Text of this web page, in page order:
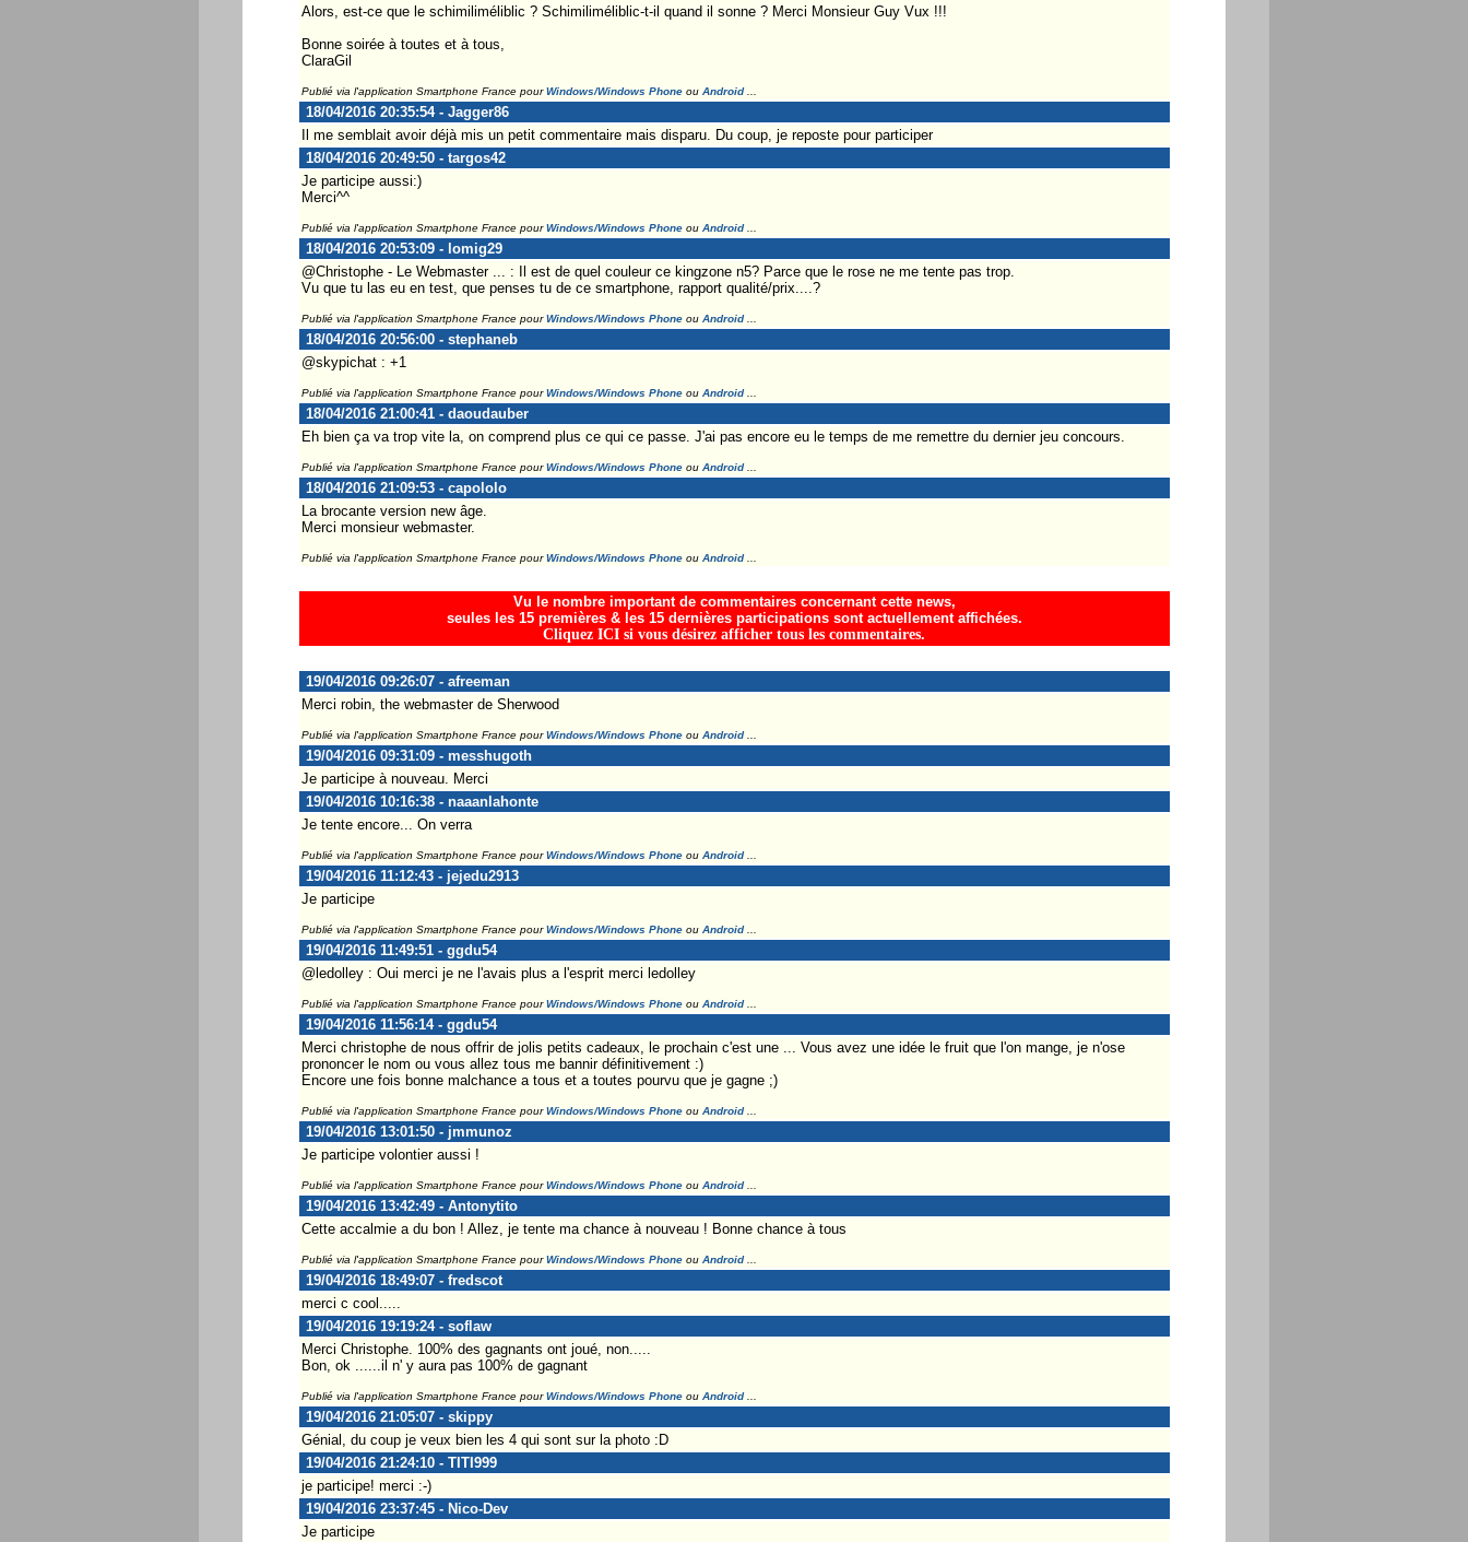
Alors, est-ce que le schimiliméliblic ? Schimiliméliblic-t-il quand il sonne ? Merci Monsieur Guy Vux !!!
Bonne soirée à toutes et à tous,
ClaraGil
Publié via l'application Smartphone France pourWindows/Windows Phoneou Android...
18/04/2016 20:35:54 - Jagger86
Il me semblait avoir déjà mis un petit commentaire mais disparu. Du coup, je reposte pour participer
18/04/2016 20:49:50 - targos42
Je participe aussi:)
Merci^^
Publié via l'application Smartphone France pourWindows/Windows Phoneou Android...
18/04/2016 20:53:09 - lomig29
@Christophe - Le Webmaster ... : Il est de quel couleur ce kingzone n5? Parce que le rose ne me tente pas trop.
Vu que tu las eu en test, que penses tu de ce smartphone, rapport qualité/prix....?
Publié via l'application Smartphone France pourWindows/Windows Phoneou Android...
18/04/2016 20:56:00 - stephaneb
@skypichat : +1
Publié via l'application Smartphone France pourWindows/Windows Phoneou Android...
18/04/2016 21:00:41 - daoudauber
Eh bien ça va trop vite la, on comprend plus ce qui ce passe. J'ai pas encore eu le temps de me remettre du dernier jeu concours.
Publié via l'application Smartphone France pourWindows/Windows Phoneou Android...
18/04/2016 21:09:53 - capololo
La brocante version new âge.
Merci monsieur webmaster.
Publié via l'application Smartphone France pourWindows/Windows Phoneou Android...
Vu le nombre important de commentaires concernant cette news,
seules les 15 premières & les 15 dernières participations sont actuellement affichées.
Cliquez ICI si vous désirez afficher tous les commentaires.
19/04/2016 09:26:07 - afreeman
Merci robin, the webmaster de Sherwood
Publié via l'application Smartphone France pourWindows/Windows Phoneou Android...
19/04/2016 09:31:09 - messhugoth
Je participe à nouveau. Merci
19/04/2016 10:16:38 - naaanlahonte
Je tente encore... On verra
Publié via l'application Smartphone France pourWindows/Windows Phoneou Android...
19/04/2016 11:12:43 - jejedu2913
Je participe
Publié via l'application Smartphone France pourWindows/Windows Phoneou Android...
19/04/2016 11:49:51 - ggdu54
@ledolley : Oui merci je ne l'avais plus a l'esprit merci ledolley
Publié via l'application Smartphone France pourWindows/Windows Phoneou Android...
19/04/2016 11:56:14 - ggdu54
Merci christophe de nous offrir de jolis petits cadeaux, le prochain c'est une ... Vous avez une idée le fruit que l'on mange, je n'ose
prononcer le nom ou vous allez tous me bannir définitivement :)
Encore une fois bonne malchance a tous et a toutes pourvu que je gagne ;)
Publié via l'application Smartphone France pourWindows/Windows Phoneou Android...
19/04/2016 13:01:50 - jmmunoz
Je participe volontier aussi !
Publié via l'application Smartphone France pourWindows/Windows Phoneou Android...
19/04/2016 13:42:49 - Antonytito
Cette accalmie a du bon ! Allez, je tente ma chance à nouveau ! Bonne chance à tous
Publié via l'application Smartphone France pourWindows/Windows Phoneou Android...
19/04/2016 18:49:07 - fredscot
merci c cool.....
19/04/2016 19:19:24 - soflaw
Merci Christophe. 100% des gagnants ont joué, non.....
Bon, ok ......il n' y aura pas 100% de gagnant
Publié via l'application Smartphone France pourWindows/Windows Phoneou Android...
19/04/2016 21:05:07 - skippy
Génial, du coup je veux bien les 4 qui sont sur la photo :D
19/04/2016 21:24:10 - TITI999
je participe! merci :-)
19/04/2016 23:37:45 - Nico-Dev
Je participe